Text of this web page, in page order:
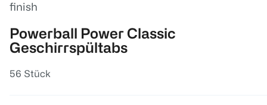
finish
Powerball Power Classic
Geschirrspültabs
56 Stück